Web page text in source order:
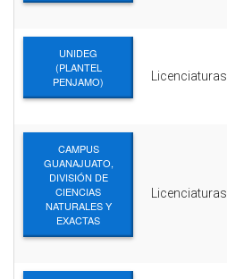
UNIDEG
(PLANTEL
PENJAMO)
Licenciaturas
CAMPUS
GUANAJUATO,
DIVISIÓN DE
CIENCIAS
NATURALES Y
EXACTAS
Licenciaturas